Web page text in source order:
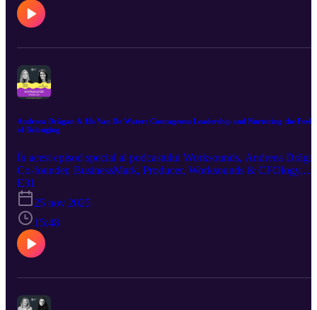
Andreea Drăgan & Els Van De Water: Courageous Leadership and Nurturing the
of Belonging
În acest episod special al podcastului Worksounds, Andreea
Co-founder, BusinessMark, Producer, Worksounds & CFOlogy,
discută cu Els Van De Water, VP, Global Head of People, Patient
Safety and Quality, Philips, despre importanța liderilor în a cultiva
un sentiment al apartenenței la nivelul organizațiilor. Spațiu oferit
Radisson Blu Hotel București
E31
25 nov 2025
15:48